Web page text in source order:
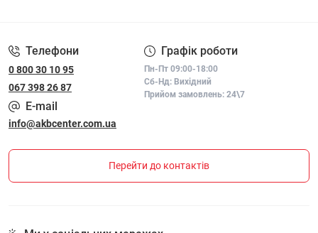
Телефони
0 800 30 10 95
067 398 26 87
Графік роботи
Пн-Пт 09:00-18:00
Сб-Нд: Вихідний
Прийом замовлень: 24\7
E-mail
info@akbcenter.com.ua
Перейти до контактів